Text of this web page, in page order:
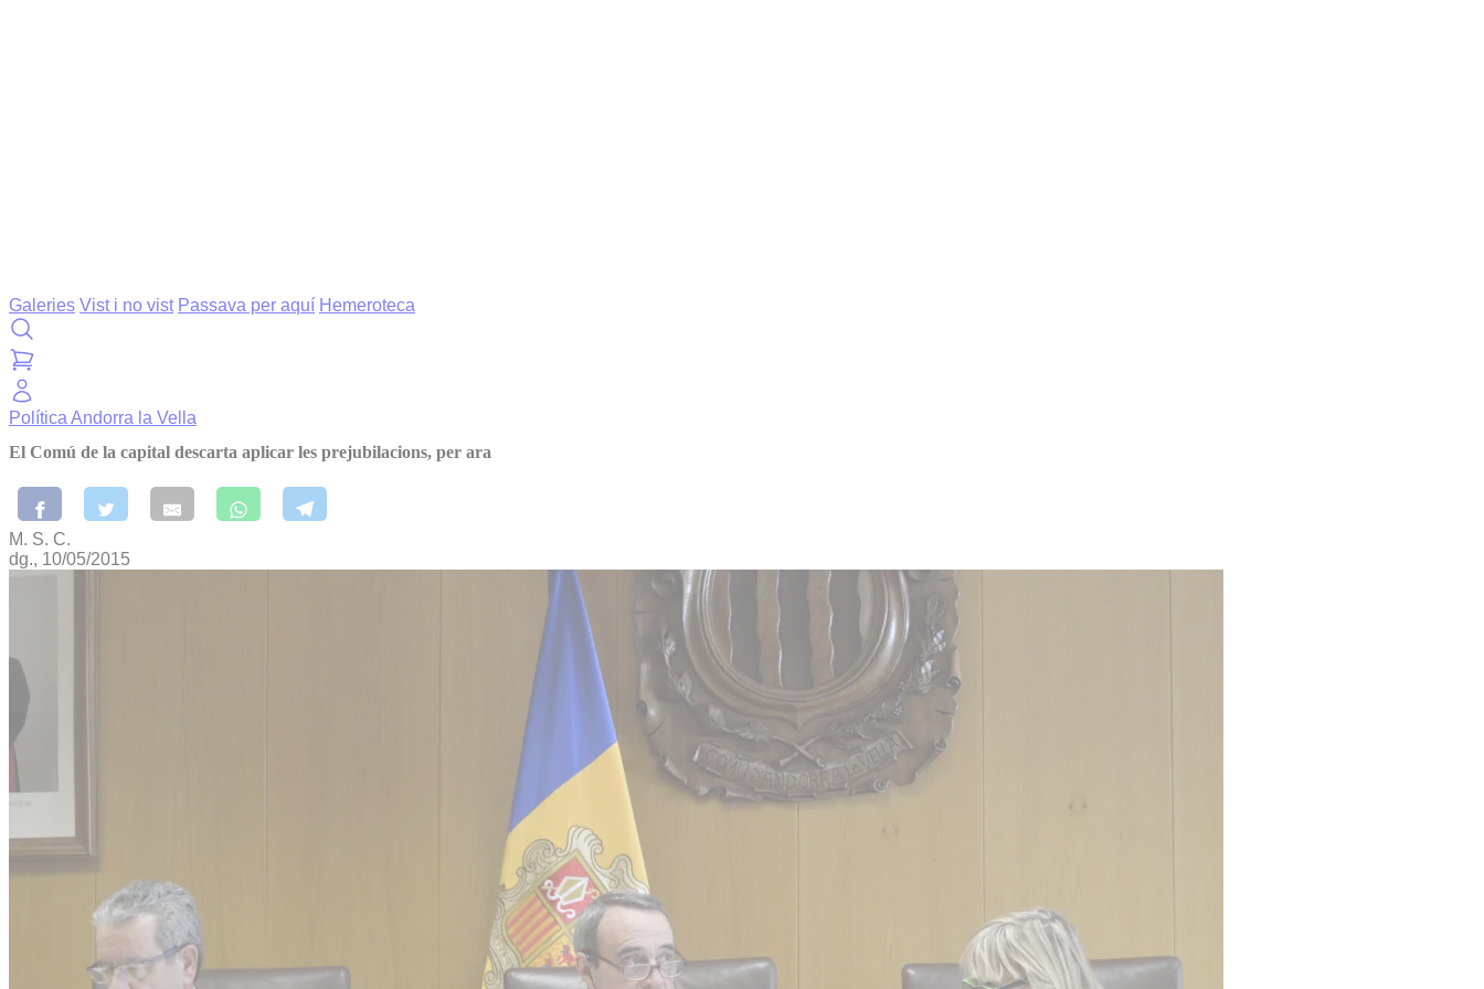
Galeries Vist i no vist Passava per aquí Hemeroteca
Política Andorra la Vella
El Comú de la capital descarta aplicar les prejubilacions, per ara
M. S. C.
dg., 10/05/2015